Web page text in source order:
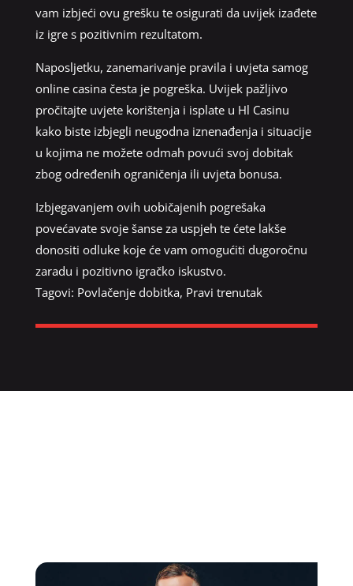
vam izbjeći ovu grešku te osigurati da uvijek izađete
iz igre s pozitivnim rezultatom.
Naposljetku, zanemarivanje pravila i uvjeta samog
online casina česta je pogreška. Uvijek pažljivo
pročitajte uvjete korištenja i isplate u Hl Casinu
kako biste izbjegli neugodna iznenađenja i situacije
u kojima ne možete odmah povući svoj dobitak
zbog određenih ograničenja ili uvjeta bonusa.
Izbjegavanjem ovih uobičajenih pogrešaka
povećavate svoje šanse za uspjeh te ćete lakše
donositi odluke koje će vam omogućiti dugoročnu
zaradu i pozitivno igračko iskustvo.
Tagovi: Povlačenje dobitka, Pravi trenutak